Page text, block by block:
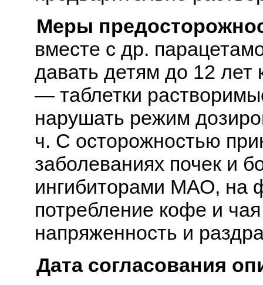
Меры
вместе с др.
давать детям до 12 лет
— таблетки
нарушать режим
ч. С осторожностью
заболеваниях почек и
ингибиторами МАО, на
потребление кофе и
напряженность и
Дата согласования